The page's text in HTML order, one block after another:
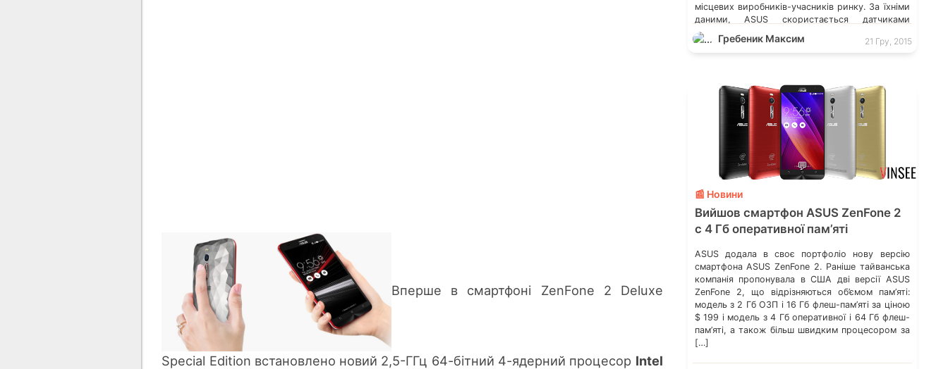
Вперше в смартфоні ZenFone 2 Deluxe
Special Edition встановлено новий 2,5-ГГц 64-бітний 4-ядерний процесор Intel
місцевих виробників-учасників ринку. За їхніми
даними, ASUS скористається датчиками
виробництва тайванської компанії Elan […]
Гребеник Максим 21 Гру, 2015
💬
📰 Новини
Вийшов смартфон ASUS ZenFone 2
c 4 Гб оперативної пам’яті
ASUS додала в своє портфоліо нову версію
смартфона ASUS ZenFone 2. Раніше тайванська
компанія пропонувала в США дві версії ASUS
ZenFone 2, що відрізняються об’ємом пам’яті:
модель з 2 Гб ОЗП і 16 Гб флеш-пам’яті за ціною
$ 199 і модель з 4 Гб оперативної і 64 Гб флеш-
пам’яті, а також більш швидким процесором за
[…]